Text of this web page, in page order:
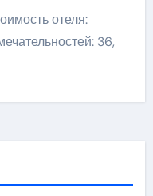
отеля:
36,